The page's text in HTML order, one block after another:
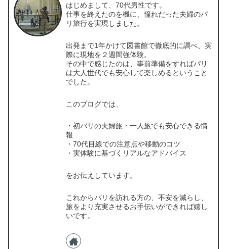
はじめまして、70代男性です。
仕事を終えたのを機に、憧れだった夫婦のパ
リ旅行を実現しました。
出発まで1年かけて図書館で徹底的に調べ、実
際に現地を２週間強体験。
その中で感じたのは、事前準備をすればパリ
は大人世代でも安心して楽しめるということ
でした。
このブログでは、
・初パリの夫婦旅・一人旅でも安心できる情
報
・70代目線での注意点や移動のコツ
・実体験に基づくリアルなアドバイス
をお伝えしています。
これからパリを訪れる方の、不安を減らし、
旅をより充実させるお手伝いができれば嬉し
いです。